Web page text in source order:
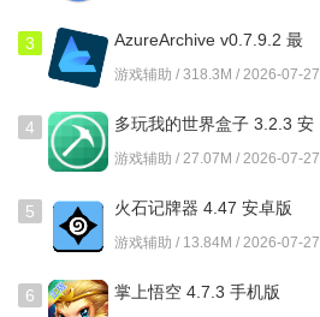
3
AzureArchive v0.7.9.2 最
新版
游戏辅助 / 318.3M / 2026-07-27
4
多玩我的世界盒子 3.2.3 安
卓版
游戏辅助 / 27.07M / 2026-07-27
5 火石记牌器 4.47 安卓版
游戏辅助 / 13.84M / 2026-07-27
6 掌上悟空 4.7.3 手机版